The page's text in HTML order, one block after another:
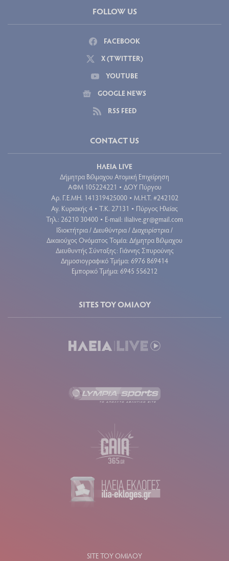
FOLLOW US
FACEBOOK
X (TWITTER)
YOUTUBE
GOOGLE NEWS
RSS FEED
CONTACT US
ΗΛΕΙΑ LIVE
Δήμητρα Βέλμαχου Ατομική Επιχείρηση
ΑΦΜ 105224221 • ΔΟΥ Πύργου
Aρ. Γ.Ε.ΜΗ. 141319425000 • Μ.Η.Τ. #242102
Αγ. Κυριακής 4 • Τ.Κ. 27131 • Πύργος Ηλείας
Τηλ.: 26210 30400 • E-mail: ilialive.gr@gmail.com
Ιδιοκτήτρια / Διευθύντρια / Διαχειρίστρια /
Δικαιούχος Ονόματος Τομέα: Δήμητρα Βέλμαχου
Διευθυντής Σύνταξης: Γιάννης Σπυρούνης
Δημοσιογραφικό Τμήμα: 6976 869414
Εμπορικό Τμήμα: 6945 556212
SITES ΤΟΥ ΟΜΙΛΟΥ
SITE ΤΟΥ ΟΜΙΛΟΥ